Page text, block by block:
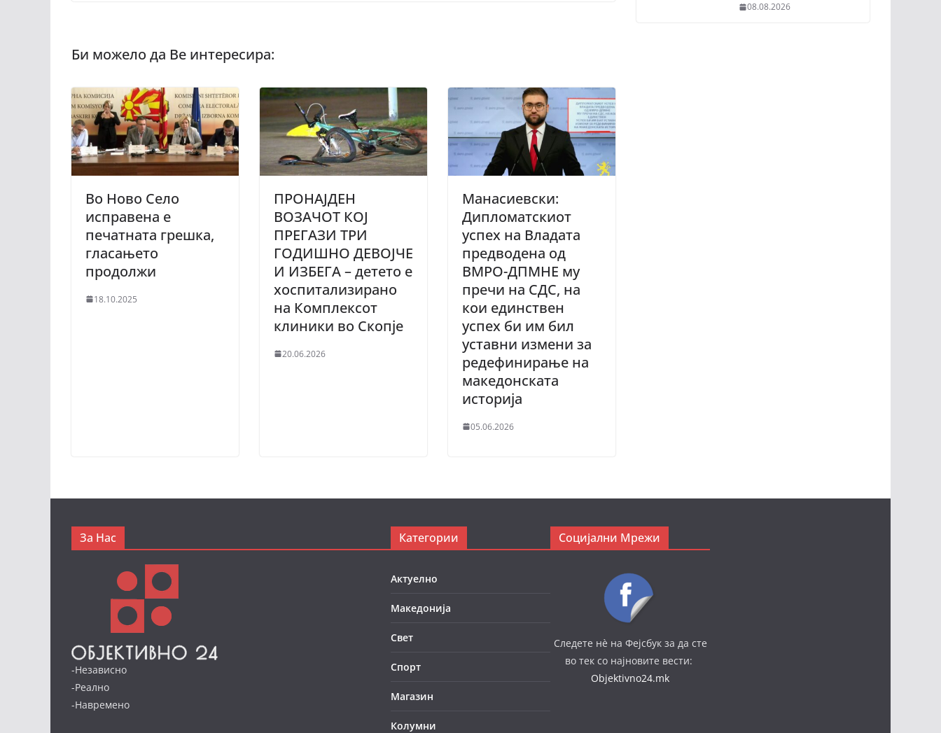
Во Ново Село
исправена е
печатната грешка,
гласањето
продолжи
18.10.2025
ПРОНАЈДЕН
ВОЗАЧОТ КОЈ
ПРЕГАЗИ ТРИ
ГОДИШНО ДЕВОЈЧЕ
И ИЗБЕГА – детето е
хоспитализирано
на Комплексот
клиники во Скопје
20.06.2026
Манасиевски:
Дипломатскиот
успех на Владата
предводена од
ВМРО-ДПМНЕ му
пречи на СДС, на
кои единствен
успех би им бил
уставни измени за
редефинирање на
македонската
историја
05.06.2026
08.08.2026
За Нас
-Независно
-Реално
-Навремено
Категории
Актуелно
Македонија
Свет
Спорт
Магазин
Колумни
Социјални Мрежи
Следете нè на Фејсбук за да сте
во тек со најновите вести:
Objektivno24.mk